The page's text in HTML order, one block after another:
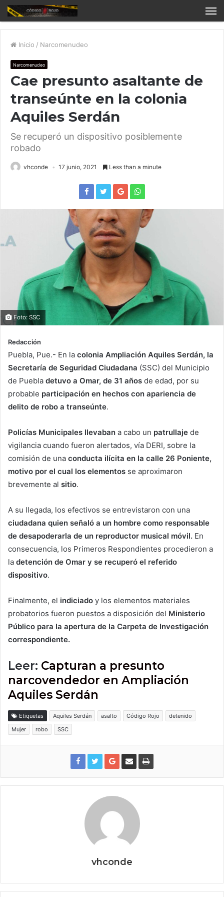
Inicio / Narcomenudeo
Narcomenudeo
Cae presunto asaltante de
transeúnte en la colonia
Aquiles Serdán
Se recuperó un dispositivo posiblemente
robado
vhconde 17 junio, 2021 Less than a minute
Foto: SSC
Redacción
Puebla, Pue.- En la colonia Ampliación Aquiles Serdán, la
Secretaría de Seguridad Ciudadana (SSC) del Municipio
de Puebla detuvo a Omar, de 31 años de edad, por su
probable participación en hechos con apariencia de
delito de robo a transeúnte.
Policías Municipales llevaban a cabo un patrullaje de
vigilancia cuando fueron alertados, vía DERI, sobre la
comisión de una conducta ilícita en la calle 26 Poniente,
motivo por el cual los elementos se aproximaron
brevemente al sitio.
A su llegada, los efectivos se entrevistaron con una
ciudadana quien señaló a un hombre como responsable
de desapoderarla de un reproductor musical móvil. En
consecuencia, los Primeros Respondientes procedieron a
la detención de Omar y se recuperó el referido
dispositivo.
Finalmente, el indiciado y los elementos materiales
probatorios fueron puestos a disposición del Ministerio
Público para la apertura de la Carpeta de Investigación
correspondiente.
Leer: Capturan a presunto
narcovendedor en Ampliación
Aquiles Serdán
Etiquetas Aquiles Serdán asalto Código Rojo
detenido
Mujer
robo SSC
vhconde